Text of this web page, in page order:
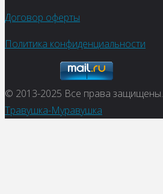
Договор оферты
Политика конфиденциальности
© 2013-2025 Все права защищены.
Травушка-Муравушка